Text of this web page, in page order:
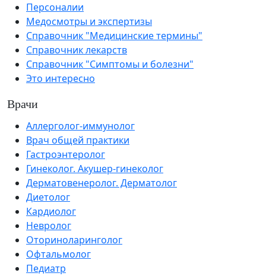
Персоналии
Медосмотры и экспертизы
Справочник "Медицинские термины"
Справочник лекарств
Справочник "Симптомы и болезни"
Это интересно
Врачи
Аллерголог-иммунолог
Врач общей практики
Гастроэнтеролог
Гинеколог. Акушер-гинеколог
Дерматовенеролог. Дерматолог
Диетолог
Кардиолог
Невролог
Оториноларинголог
Офтальмолог
Педиатр